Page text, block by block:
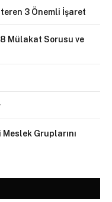
3 Önemli İşaret
Mülakat Sorusu ve
Gruplarını